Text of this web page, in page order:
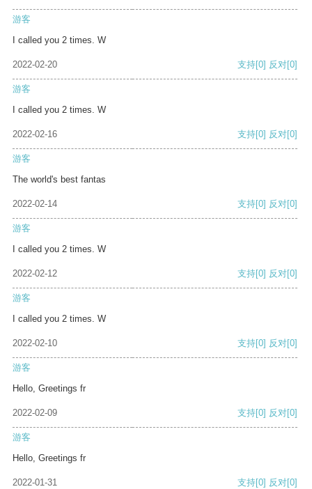
游客
I called you 2 times. W
2022-02-20 支持[0] 反对[0]
游客
I called you 2 times. W
2022-02-16 支持[0] 反对[0]
游客
The world's best fantas
2022-02-14 支持[0] 反对[0]
游客
I called you 2 times. W
2022-02-12 支持[0] 反对[0]
游客
I called you 2 times. W
2022-02-10 支持[0] 反对[0]
游客
Hello, Greetings fr
2022-02-09 支持[0] 反对[0]
游客
Hello, Greetings fr
2022-01-31 支持[0] 反对[0]